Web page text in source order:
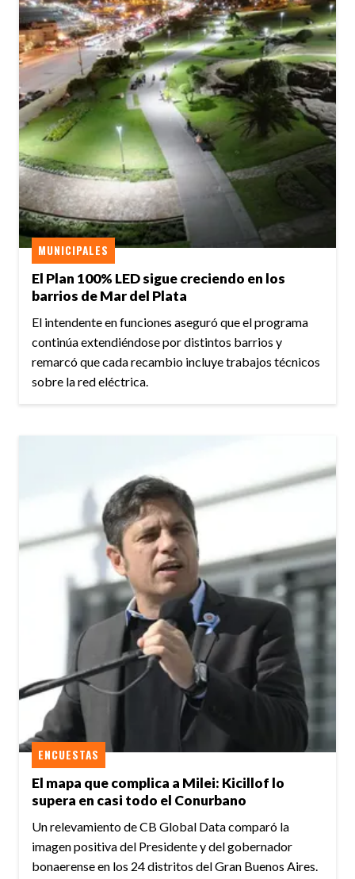
El Plan 100% LED sigue creciendo en los
barrios de Mar del Plata
MUNICIPALES
El intendente en funciones aseguró que el programa
continúa extendiéndose por distintos barrios y
remarcó que cada recambio incluye trabajos técnicos
sobre la red eléctrica.
El mapa que complica a Milei: Kicillof lo
supera en casi todo el Conurbano
ENCUESTAS
Un relevamiento de CB Global Data comparó la
imagen positiva del Presidente y del gobernador
bonaerense en los 24 distritos del Gran Buenos Aires.